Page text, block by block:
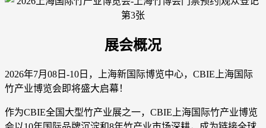
展会概况
2026年7月08日-10日，上海新国际博览中心，CBIE上海国际
竹产业博览会即将盛大启幕！
作为CBIE全国大型竹产业展之一，CBIE上海国际竹产业博览